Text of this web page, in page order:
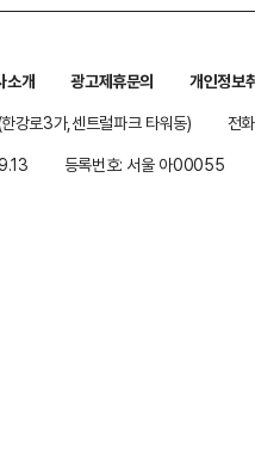
소개 광고제휴문의
개인정보
강로3가,센트럴파크 타워동)
전
등록번호: 서울 아00055